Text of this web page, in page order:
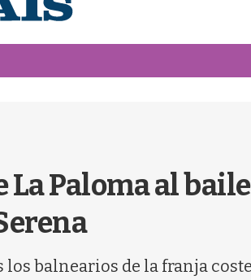
Paloma al
balnearios de la franja